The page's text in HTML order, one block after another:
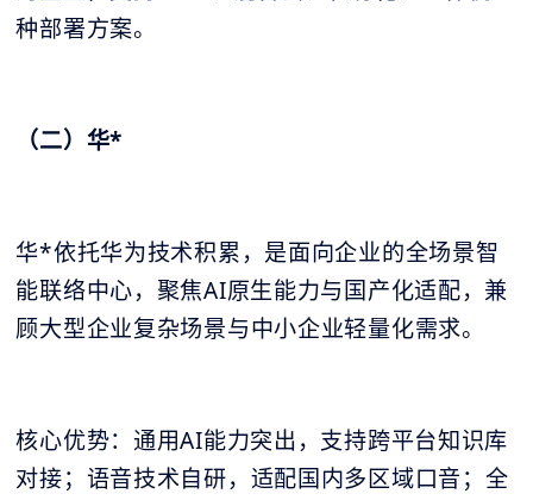
种部署方案。
（二）华*
华*依托华为技术积累，是面向企业的全场景智
能联络中心，聚焦AI原生能力与国产化适配，兼
顾大型企业复杂场景与中小企业轻量化需求。
核心优势：通用AI能力突出，支持跨平台知识库
对接；语音技术自研，适配国内多区域口音；全